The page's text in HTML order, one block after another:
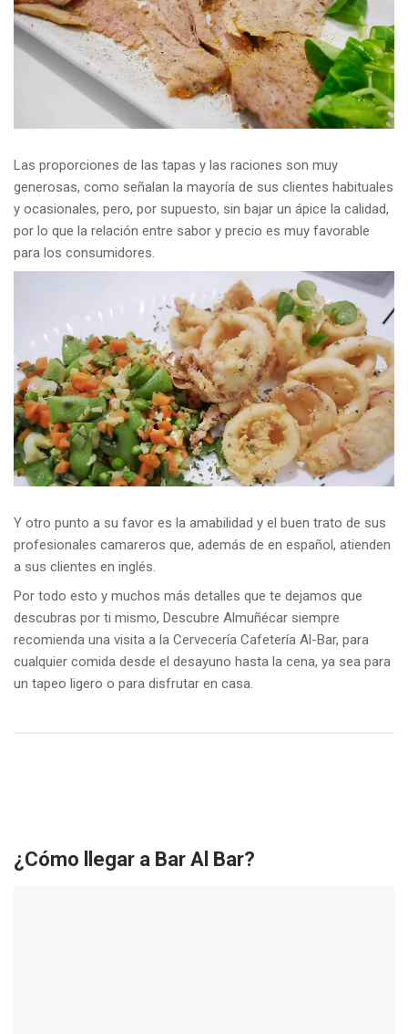
Las proporciones de las tapas y las raciones son muy
generosas, como señalan la mayoría de sus clientes habituales
y ocasionales, pero, por supuesto, sin bajar un ápice la calidad,
por lo que la relación entre sabor y precio es muy favorable
para los consumidores.
Y otro punto a su favor es la amabilidad y el buen trato de sus
profesionales camareros que, además de en español, atienden
a sus clientes en inglés.
Por todo esto y muchos más detalles que te dejamos que
descubras por ti mismo, Descubre Almuñécar siempre
recomienda una visita a la Cervecería Cafetería Al-Bar, para
cualquier comida desde el desayuno hasta la cena, ya sea para
un tapeo ligero o para disfrutar en casa.
¿Cómo llegar a Bar Al Bar?